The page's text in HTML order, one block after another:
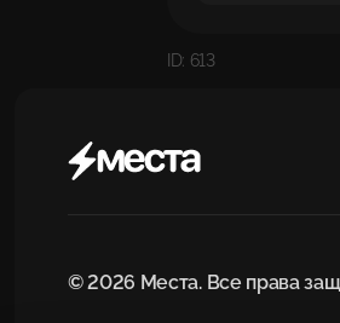
ID: 613
© 2026 Места. Все права